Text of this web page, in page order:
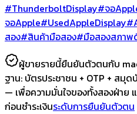
#ThunderboltDisplay#จอ
จอApple#UsedAppleDisplay
สอง#สินค้ามือสอง#มือสองสภาพ
ผู้ขายรายนี้ยืนยันตัวตนกับ
ฐาน: บัตรประชาชน + OTP + สมุ
— เพื่อความมั่นใจของทั้งสองฝ่าย
ก่อนชำระเงินระดับการยืนยันตัวตน